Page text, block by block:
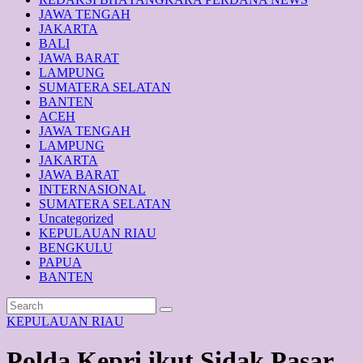
JAWA TENGAH
JAKARTA
BALI
JAWA BARAT
LAMPUNG
SUMATERA SELATAN
BANTEN
ACEH
JAWA TENGAH
LAMPUNG
JAKARTA
JAWA BARAT
INTERNASIONAL
SUMATERA SELATAN
Uncategorized
KEPULAUAN RIAU
BENGKULU
PAPUA
BANTEN
KEPULAUAN RIAU